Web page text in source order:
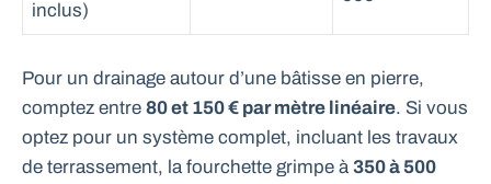
inclus)
Pour un drainage autour d’une bâtisse en pierre,
comptez entre 80 et 150 € par mètre linéaire. Si vous
optez pour un système complet, incluant les travaux
de terrassement, la fourchette grimpe à 350 à 500